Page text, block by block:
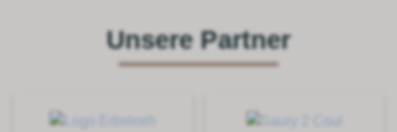
Unsere Partner